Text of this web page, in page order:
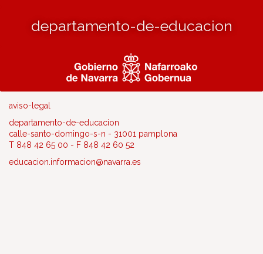
departamento-de-educacion
aviso-legal
departamento-de-educacion
calle-santo-domingo-s-n - 31001 pamplona
T 848 42 65 00 - F 848 42 60 52
educacion.informacion@navarra.es